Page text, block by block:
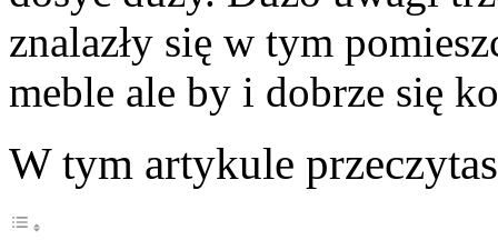
znalazły się w tym
meble ale by i dobrze się
W tym artykule